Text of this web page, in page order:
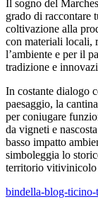
Il sogno del
grado di raccontare
coltivazione alla
con materiali locali,
l’ambiente e per il
tradizione e
In costante dialogo
paesaggio, la
per coniugare
da vigneti e
basso impatto
simboleggia lo
territorio vitivinicolo
bindella-blog-ticino-